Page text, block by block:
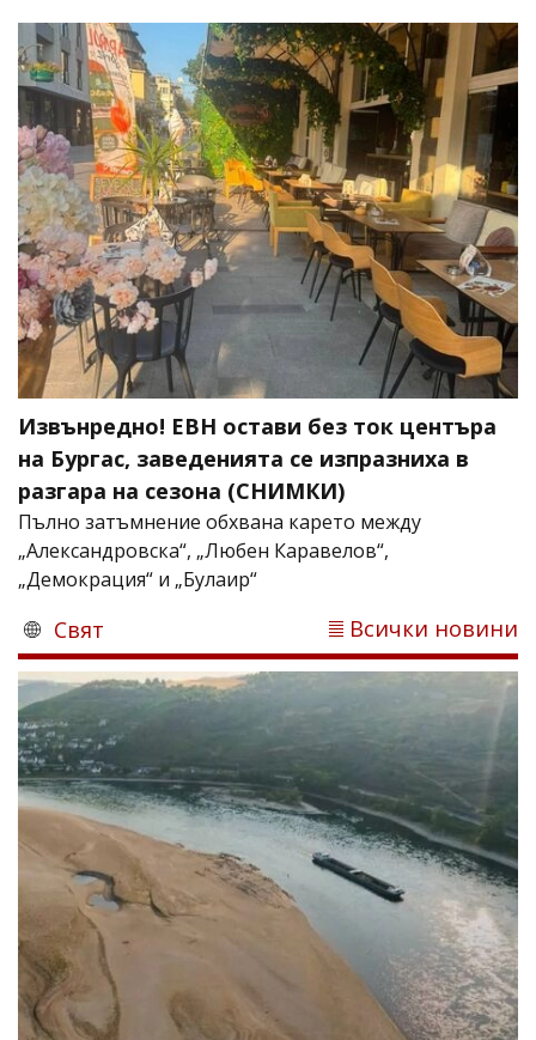
Извънредно! ЕВН остави без ток центъра
на Бургас, заведенията се изпразниха в
разгара на сезона (СНИМКИ)
Пълно затъмнение обхвана карето между
„Александровска“, „Любен Каравелов“,
„Демокрация“ и „Булаир“
Свят Всички новини